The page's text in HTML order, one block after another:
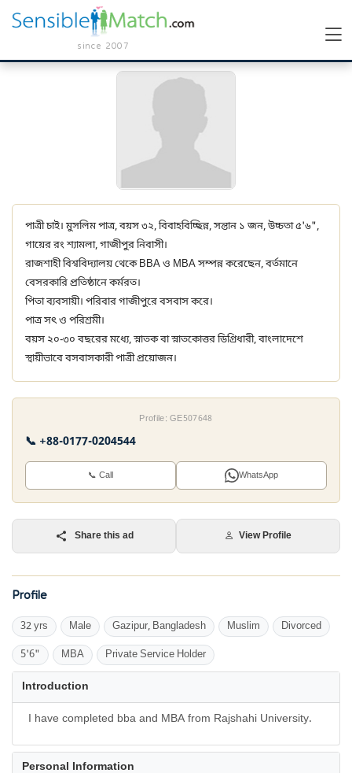
since 2007
পাত্রী চাই। মুসলিম পাত্র, বয়স ৩২, বিবাহবিচ্ছিন্ন, সন্তান ১ জন, উচ্চতা ৫'৬",
গায়ের রং শ্যামলা, গাজীপুর নিবাসী।
রাজশাহী বিশ্ববিদ্যালয় থেকে BBA ও MBA সম্পন্ন করেছেন, বর্তমানে
বেসরকারি প্রতিষ্ঠানে কর্মরত।
পিতা ব্যবসায়ী। পরিবার গাজীপুরে বসবাস করে।
পাত্র সৎ ও পরিশ্রমী।
বয়স ২০-৩০ বছরের মধ্যে, স্নাতক বা স্নাতকোত্তর ডিগ্রিধারী, বাংলাদেশে
স্থায়ীভাবে বসবাসকারী পাত্রী প্রয়োজন।
Profile: GE507648
📞 +88-0177-0204544
📞 Call WhatsApp
Share this ad View Profile
Profile
32 yrs Male Gazipur, Bangladesh Muslim Divorced
5'6" MBA Private Service Holder
Introduction
I have completed bba and MBA from Rajshahi University.
Personal Information